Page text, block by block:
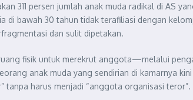
311 persen jumlah anak muda radikal di AS
di bawah 30 tahun tidak terafiliasi dengan
dan sulit dipetakan.
fisik untuk merekrut anggota—melalui
anak muda yang sendirian di kamarnya
tanpa harus menjadi “anggota organisasi teror”.